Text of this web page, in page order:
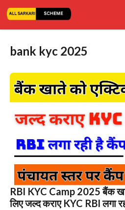
bank kyc 2025
RBI KYC Camp 2025 बैंक
लिए जल्द कराए KYC RBI लगा